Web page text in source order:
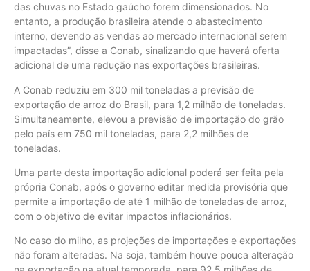
das chuvas no Estado gaúcho forem dimensionados. No
entanto, a produção brasileira atende o abastecimento
interno, devendo as vendas ao mercado internacional serem
impactadas”, disse a Conab, sinalizando que haverá oferta
adicional de uma redução nas exportações brasileiras.
A Conab reduziu em 300 mil toneladas a previsão de
exportação de arroz do Brasil, para 1,2 milhão de toneladas.
Simultaneamente, elevou a previsão de importação do grão
pelo país em 750 mil toneladas, para 2,2 milhões de
toneladas.
Uma parte desta importação adicional poderá ser feita pela
própria Conab, após o governo editar medida provisória que
permite a importação de até 1 milhão de toneladas de arroz,
com o objetivo de evitar impactos inflacionários.
No caso do milho, as projeções de importações e exportações
não foram alteradas. Na soja, também houve pouca alteração